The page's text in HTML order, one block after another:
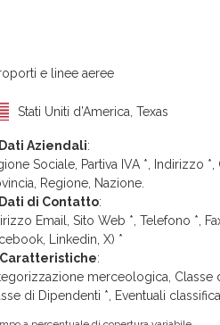
e linee aeree
Stati Uniti d’America, Texas
Dati Aziendali:
Sociale, Partiva IVA *, Indirizzo *,
Regione, Nazione.
Dati di Contatto:
Email, Sito Web *, Telefono *,
Linkedin, X) *
Caratteristiche:
merceologica, Classe
di Dipendenti *, Eventuali